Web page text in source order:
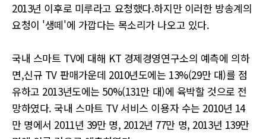
2013년 이후로 미루라고 요청했다.하지만 이러한 방송계의
요청이 '생떼'에 가깝다는 목소리가 나오고 있다.
국내 스마트 TV에 대해 KT 경제경영연구소의 예측에 의하
면,신규 TV 판매가운데 2010년도에는 13%(29만 대)를 점
유하고 2013년도에는 50%(131만 대)에 육박할 것으로 전
망하였다. 국내 스마트 TV 서비스 이용자 수는 2010년 14
만 명에서 2011년 39만 명, 2012년 77만 명, 2013년 139만